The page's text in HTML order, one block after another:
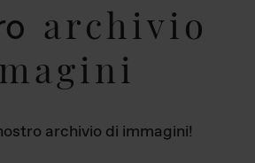
archivio
archivio di immagini!